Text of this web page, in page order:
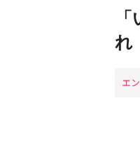
れ
エ